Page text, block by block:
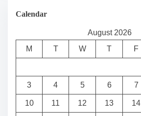
Calendar
August 2026
M
T W T F
3 4 5 6 7
10 11 12 13 14